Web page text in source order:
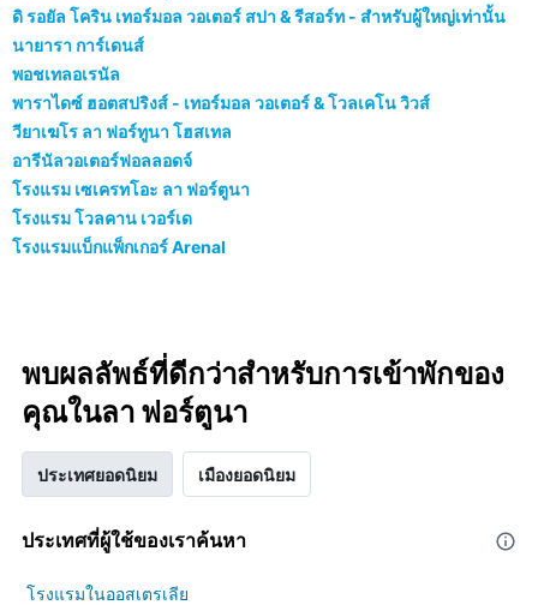
ดิ รอยัล โคริน เทอร์มอล วอเตอร์ สปา & รีสอร์ท - สำหรับผู้ใหญ่เท่านั้น
นายารา การ์เดนส์
พอชเทลอเรนัล
พาราไดซ์ ฮอตสปริงส์ - เทอร์มอล วอเตอร์ & โวลเคโน วิวส์
วียาเฆโร ลา ฟอร์ทูนา โฮสเทล
อารีนัลวอเตอร์ฟอลลอดจ์
โรงแรม เซเครทโอะ ลา ฟอร์ตูนา
โรงแรม โวลคาน เวอร์เด
โรงแรมแบ็กแพ็กเกอร์ Arenal
พบผลลัพธ์ที่ดีกว่าสำหรับการเข้าพักของ
คุณในลา ฟอร์ตูนา
ประเทศยอดนิยม เมืองยอดนิยม
ประเทศที่ผู้ใช้ของเราค้นหา
โรงแรมในออสเตรเลีย